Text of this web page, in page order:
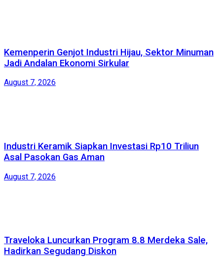
Kemenperin Genjot Industri Hijau, Sektor Minuman
Jadi Andalan Ekonomi Sirkular
August 7, 2026
Industri Keramik Siapkan Investasi Rp10 Triliun
Asal Pasokan Gas Aman
August 7, 2026
Traveloka Luncurkan Program 8.8 Merdeka Sale,
Hadirkan Segudang Diskon